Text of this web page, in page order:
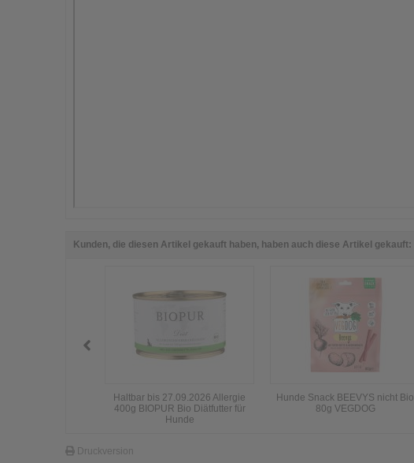
Kunden, die diesen Artikel gekauft haben, haben auch diese Artikel gekauft:
Haltbar bis 27.09.2026 Allergie
400g BIOPUR Bio Diätfutter für
Hunde
Hunde Snack BEEVYS nicht Bio
80g VEGDOG
Druckversion